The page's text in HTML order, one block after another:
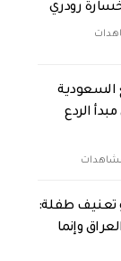
رودري
السعودية
الردع
تعنيف طفلة:
وإنما